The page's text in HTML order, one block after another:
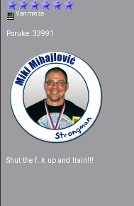
Van mreže
Poruke: 33991
Shut the f..k up and train!!!